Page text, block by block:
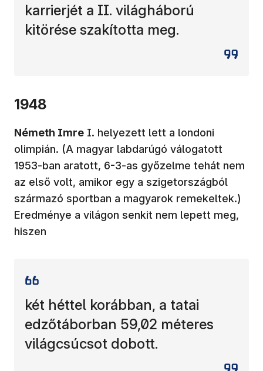
karrierjét a II. világháború
kitörése szakította meg.
1948
Németh Imre I. helyezett lett a londoni
olimpián. (A magyar labdarúgó válogatott
1953-ban aratott, 6-3-as győzelme tehát nem
az első volt, amikor egy a szigetországból
származó sportban a magyarok remekeltek.)
Eredménye a világon senkit nem lepett meg,
hiszen
két héttel korábban, a tatai
edzőtáborban 59,02 méteres
világcsúcsot dobott.